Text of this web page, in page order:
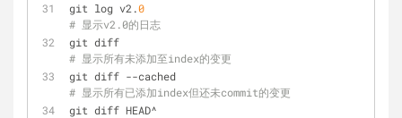
git log v2.0
# 显示v2.0的日志
# 显示所有未添加至index的变更
# 显示所有已添加index但还未commit的变更